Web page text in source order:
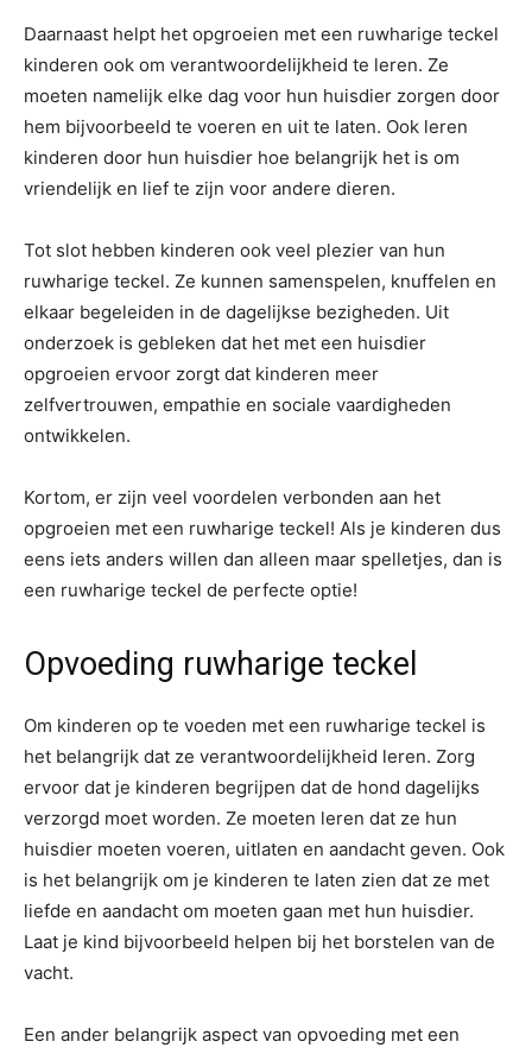
Daarnaast helpt het opgroeien met een ruwharige teckel
kinderen ook om verantwoordelijkheid te leren. Ze
moeten namelijk elke dag voor hun huisdier zorgen door
hem bijvoorbeeld te voeren en uit te laten. Ook leren
kinderen door hun huisdier hoe belangrijk het is om
vriendelijk en lief te zijn voor andere dieren.
Tot slot hebben kinderen ook veel plezier van hun
ruwharige teckel. Ze kunnen samenspelen, knuffelen en
elkaar begeleiden in de dagelijkse bezigheden. Uit
onderzoek is gebleken dat het met een huisdier
opgroeien ervoor zorgt dat kinderen meer
zelfvertrouwen, empathie en sociale vaardigheden
ontwikkelen.
Kortom, er zijn veel voordelen verbonden aan het
opgroeien met een ruwharige teckel! Als je kinderen dus
eens iets anders willen dan alleen maar spelletjes, dan is
een ruwharige teckel de perfecte optie!
Opvoeding ruwharige teckel
Om kinderen op te voeden met een ruwharige teckel is
het belangrijk dat ze verantwoordelijkheid leren. Zorg
ervoor dat je kinderen begrijpen dat de hond dagelijks
verzorgd moet worden. Ze moeten leren dat ze hun
huisdier moeten voeren, uitlaten en aandacht geven. Ook
is het belangrijk om je kinderen te laten zien dat ze met
liefde en aandacht om moeten gaan met hun huisdier.
Laat je kind bijvoorbeeld helpen bij het borstelen van de
vacht.
Een ander belangrijk aspect van opvoeding met een